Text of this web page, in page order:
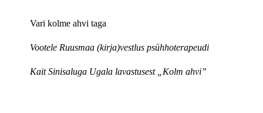
Vari kolme ahvi taga
Vootele Ruusmaa (kirja)vestlus psühhoterapeudi
Kait Sinisaluga Ugala lavastusest „Kolm ahvi”